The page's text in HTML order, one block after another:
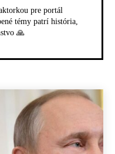
pre portál
témy patrí história,
🙏